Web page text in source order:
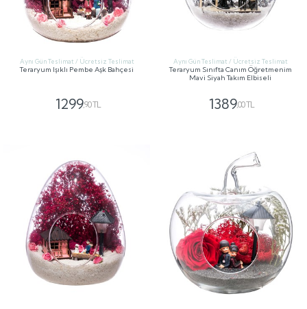
Aynı Gün Teslimat / Ücretsiz Teslimat
Teraryum Işıklı Pembe Aşk Bahçesi
1299,90 TL
Aynı Gün Teslimat / Ücretsiz Teslimat
Teraryum Sınıfta Canım Öğretmenim
Mavi Siyah Takım Elbiseli
1389,00 TL